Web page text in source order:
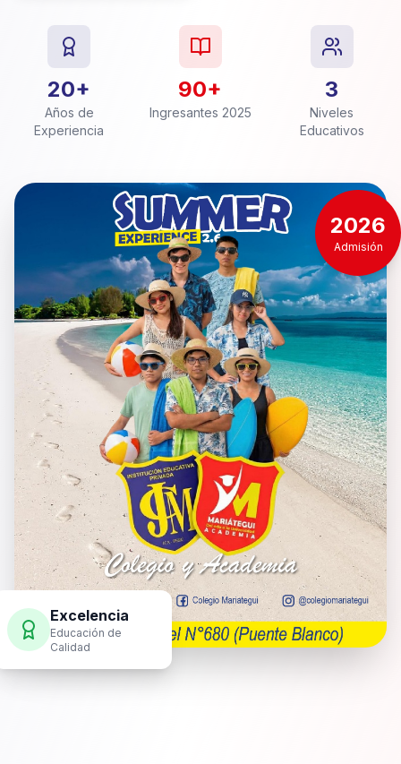
20+
Años de
Experiencia
90+
Ingresantes 2025
3
Niveles
Educativos
Excelencia
Educación de
Calidad
2026
Admisión